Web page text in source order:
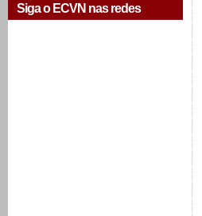
Siga o ECVN nas redes